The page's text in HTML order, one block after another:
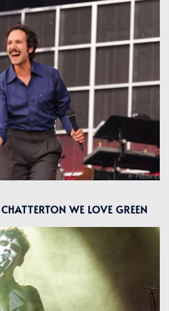
WE LOVE GREEN